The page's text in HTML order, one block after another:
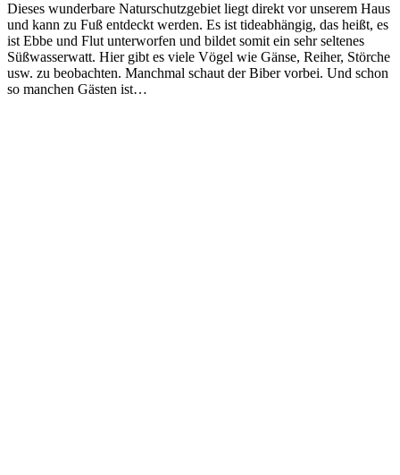
Dieses wunderbare Naturschutzgebiet liegt direkt vor unserem Haus
und kann zu Fuß entdeckt werden. Es ist tideabhängig, das heißt, es
ist Ebbe und Flut unterworfen und bildet somit ein sehr seltenes
Süßwasserwatt. Hier gibt es viele Vögel wie Gänse, Reiher, Störche
usw. zu beobachten. Manchmal schaut der Biber vorbei. Und schon
so manchen Gästen ist…